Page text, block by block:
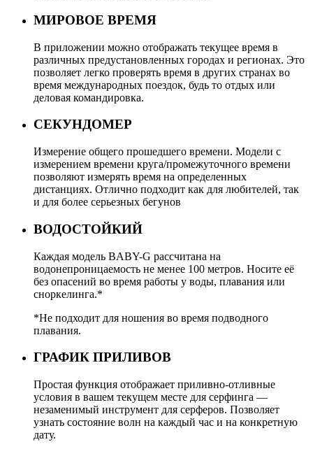
МИРОВОЕ ВРЕМЯ
В приложении можно отображать текущее время в
различных предустановленных городах и регионах. Это
позволяет легко проверять время в других странах во
время международных поездок, будь то отдых или
деловая командировка.
СЕКУНДОМЕР
Измерение общего прошедшего времени. Модели с
измерением времени круга/промежуточного времени
позволяют измерять время на определенных
дистанциях. Отлично подходит как для любителей, так
и для более серьезных бегунов
ВОДОСТОЙКИЙ
Каждая модель BABY-G рассчитана на
водонепроницаемость не менее 100 метров. Носите её
без опасений во время работы у воды, плавания или
сноркелинга.*
*Не подходит для ношения во время подводного
плавания.
ГРАФИК ПРИЛИВОВ
Простая функция отображает приливно-отливные
условия в вашем текущем месте для серфинга —
незаменимый инструмент для серферов. Позволяет
узнать состояние волн на каждый час и на конкретную
дату.